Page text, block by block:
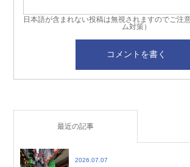
日本語が含まれない投稿は無視されますのでご注
ム対策）
最近の記事
2026.07.07